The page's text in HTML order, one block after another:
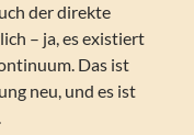
der direkte
– ja, es existiert
Das ist
neu, und es ist